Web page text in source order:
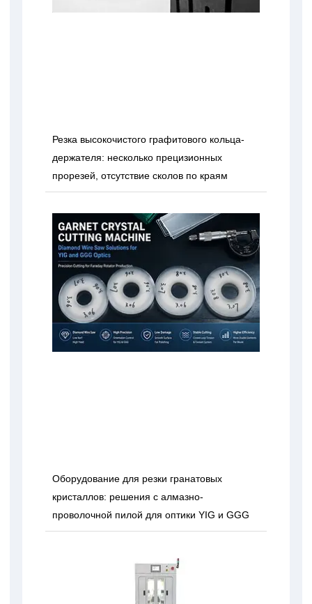
Резка высокочистого графитового кольца-
держателя: несколько прецизионных
прорезей, отсутствие сколов по краям
Оборудование для резки гранатовых
кристаллов: решения с алмазно-
проволочной пилой для оптики YIG и GGG